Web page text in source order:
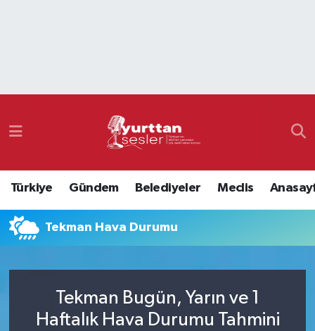
Türkiye Gündem Belediyeler Meclis
Tekman Hava Durumu
Tekman Bugün, Yarın ve 1
Haftalık Hava Durumu Tahmini
Namaz Vakitleri
Süper Lig Puan Durumu ve Fikstür
Tüm Manşetler
Son Dakika Haberleri
Haber Arşivi